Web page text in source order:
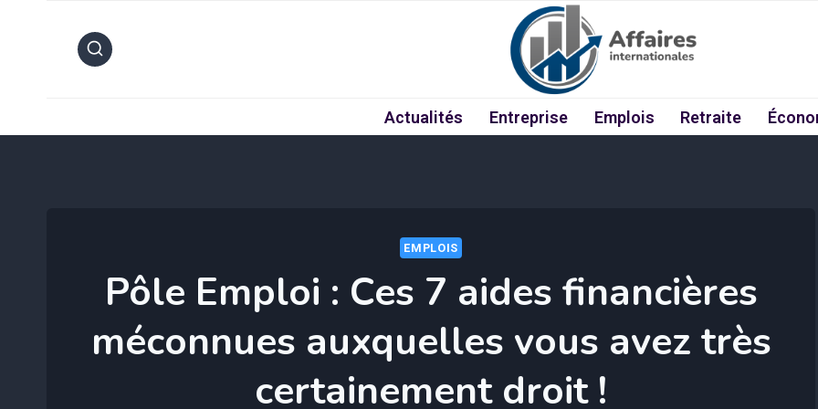
Actualités Entreprise Emplois Retraite
EMPLOIS
Pôle Emploi : Ces 7 aides financières
méconnues auxquelles vous avez très
certainement droit !